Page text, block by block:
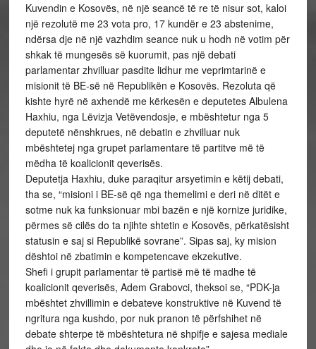
Kuvendin e Kosovës, në një seancë të re të nisur sot, kaloi
një rezolutë me 23 vota pro, 17 kundër e 23 abstenime,
ndërsa dje në një vazhdim seance nuk u hodh në votim për
shkak të mungesës së kuorumit, pas një debati
parlamentar zhvilluar pasdite lidhur me veprimtarinë e
misionit të BE-së në Republikën e Kosovës. Rezoluta që
kishte hyrë në axhendë me kërkesën e deputetes Albulena
Haxhiu, nga Lëvizja Vetëvendosje, e mbështetur nga 5
deputetë nënshkrues, në debatin e zhvilluar nuk
mbështetej nga grupet parlamentare të partitve më të
mëdha të koalicionit qeverisës.
Deputetja Haxhiu, duke paraqitur arsyetimin e këtij debati,
tha se, “misioni i BE-së që nga themelimi e deri në ditët e
sotme nuk ka funksionuar mbi bazën e një kornize juridike,
përmes së cilës do ta njihte shtetin e Kosovës, përkatësisht
statusin e saj si Republikë sovrane”. Sipas saj, ky mision
dështoi në zbatimin e kompetencave ekzekutive.
Shefi i grupit parlamentar të partisë më të madhe të
koalicionit qeverisës, Adem Grabovci, theksoi se, “PDK-ja
mbështet zhvillimin e debateve konstruktive në Kuvend të
ngritura nga kushdo, por nuk pranon të përfshihet në
debate shterpe të mbështetura në shpifje e sajesa mediale